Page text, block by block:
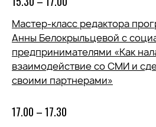
Мастер-класс редактора
Анны Белокрыльцевой с
предпринимателями «Как
взаимодействие со СМИ и
своими партнерами»
17.00 – 17.30